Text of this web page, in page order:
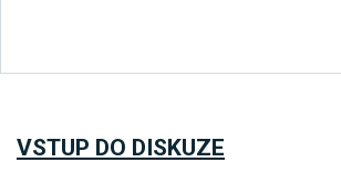
VSTUP DO DISKUZE